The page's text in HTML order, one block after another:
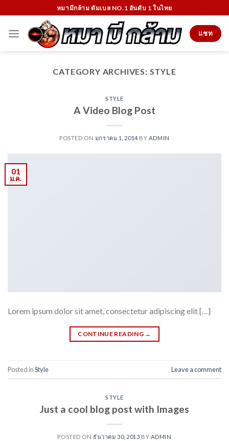
to
content
หมามีกล้าม ดัมเบล NO.1 อันดับ 1 ในไทย
แชท
CATEGORY ARCHIVES: STYLE
STYLE
A Video Blog Post
POSTED ON มกราคม 1, 2014 BY ADMIN
01
ม.ค.
Lorem ipsum dolor sit amet, consectetur adipiscing elit […]
CONTINUE READING →
Posted inStyle Leave a comment
STYLE
Just a cool blog post with Images
POSTED ON ธันวาคม 30, 2013 BY ADMIN